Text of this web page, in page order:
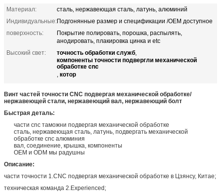
Материал:
сталь, нержавеющая сталь, латунь, алюминий
Индивидуальные:Подгонянные размер и спецификации /OEM доступное
поверхность:
Покрытие полировать, порошка, распылять,
анодировать, плакировка цинка и etc
Высокий свет:
точность обработки служб,
компоненты точности подвергли механической
обработке cnc
, котор
Винт частей точности CNC подвергая механической обработке/
нержавеющей стали, нержавеющий вал, нержавеющий болт
Быстрая деталь:
части cnc таможни подвергая механической обработке
сталь, нержавеющая сталь, латунь, подвергать механической
обработке cnc алюминия
вал, соединение, крышка, компоненты
OEM и ODM мы радушны
Описание:
части точности 1.CNC подвергая механической обработке в Цзянсу, Китае;
техническая команда 2.Experienced;